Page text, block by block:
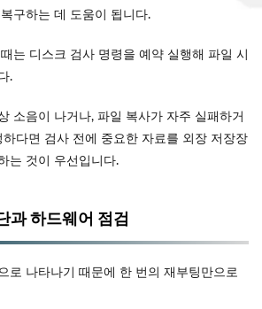
구하는 데 도움이 됩니다.
는 디스크 검사 명령을 예약 실행해 파일 시
.
소음이 나거나, 파일 복사가 자주 실패하거
다면 검사 전에 중요한 자료를 외장 저장장
는 것이 우선입니다.
과 하드웨어 점검
로 나타나기 때문에 한 번의 재부팅만으로